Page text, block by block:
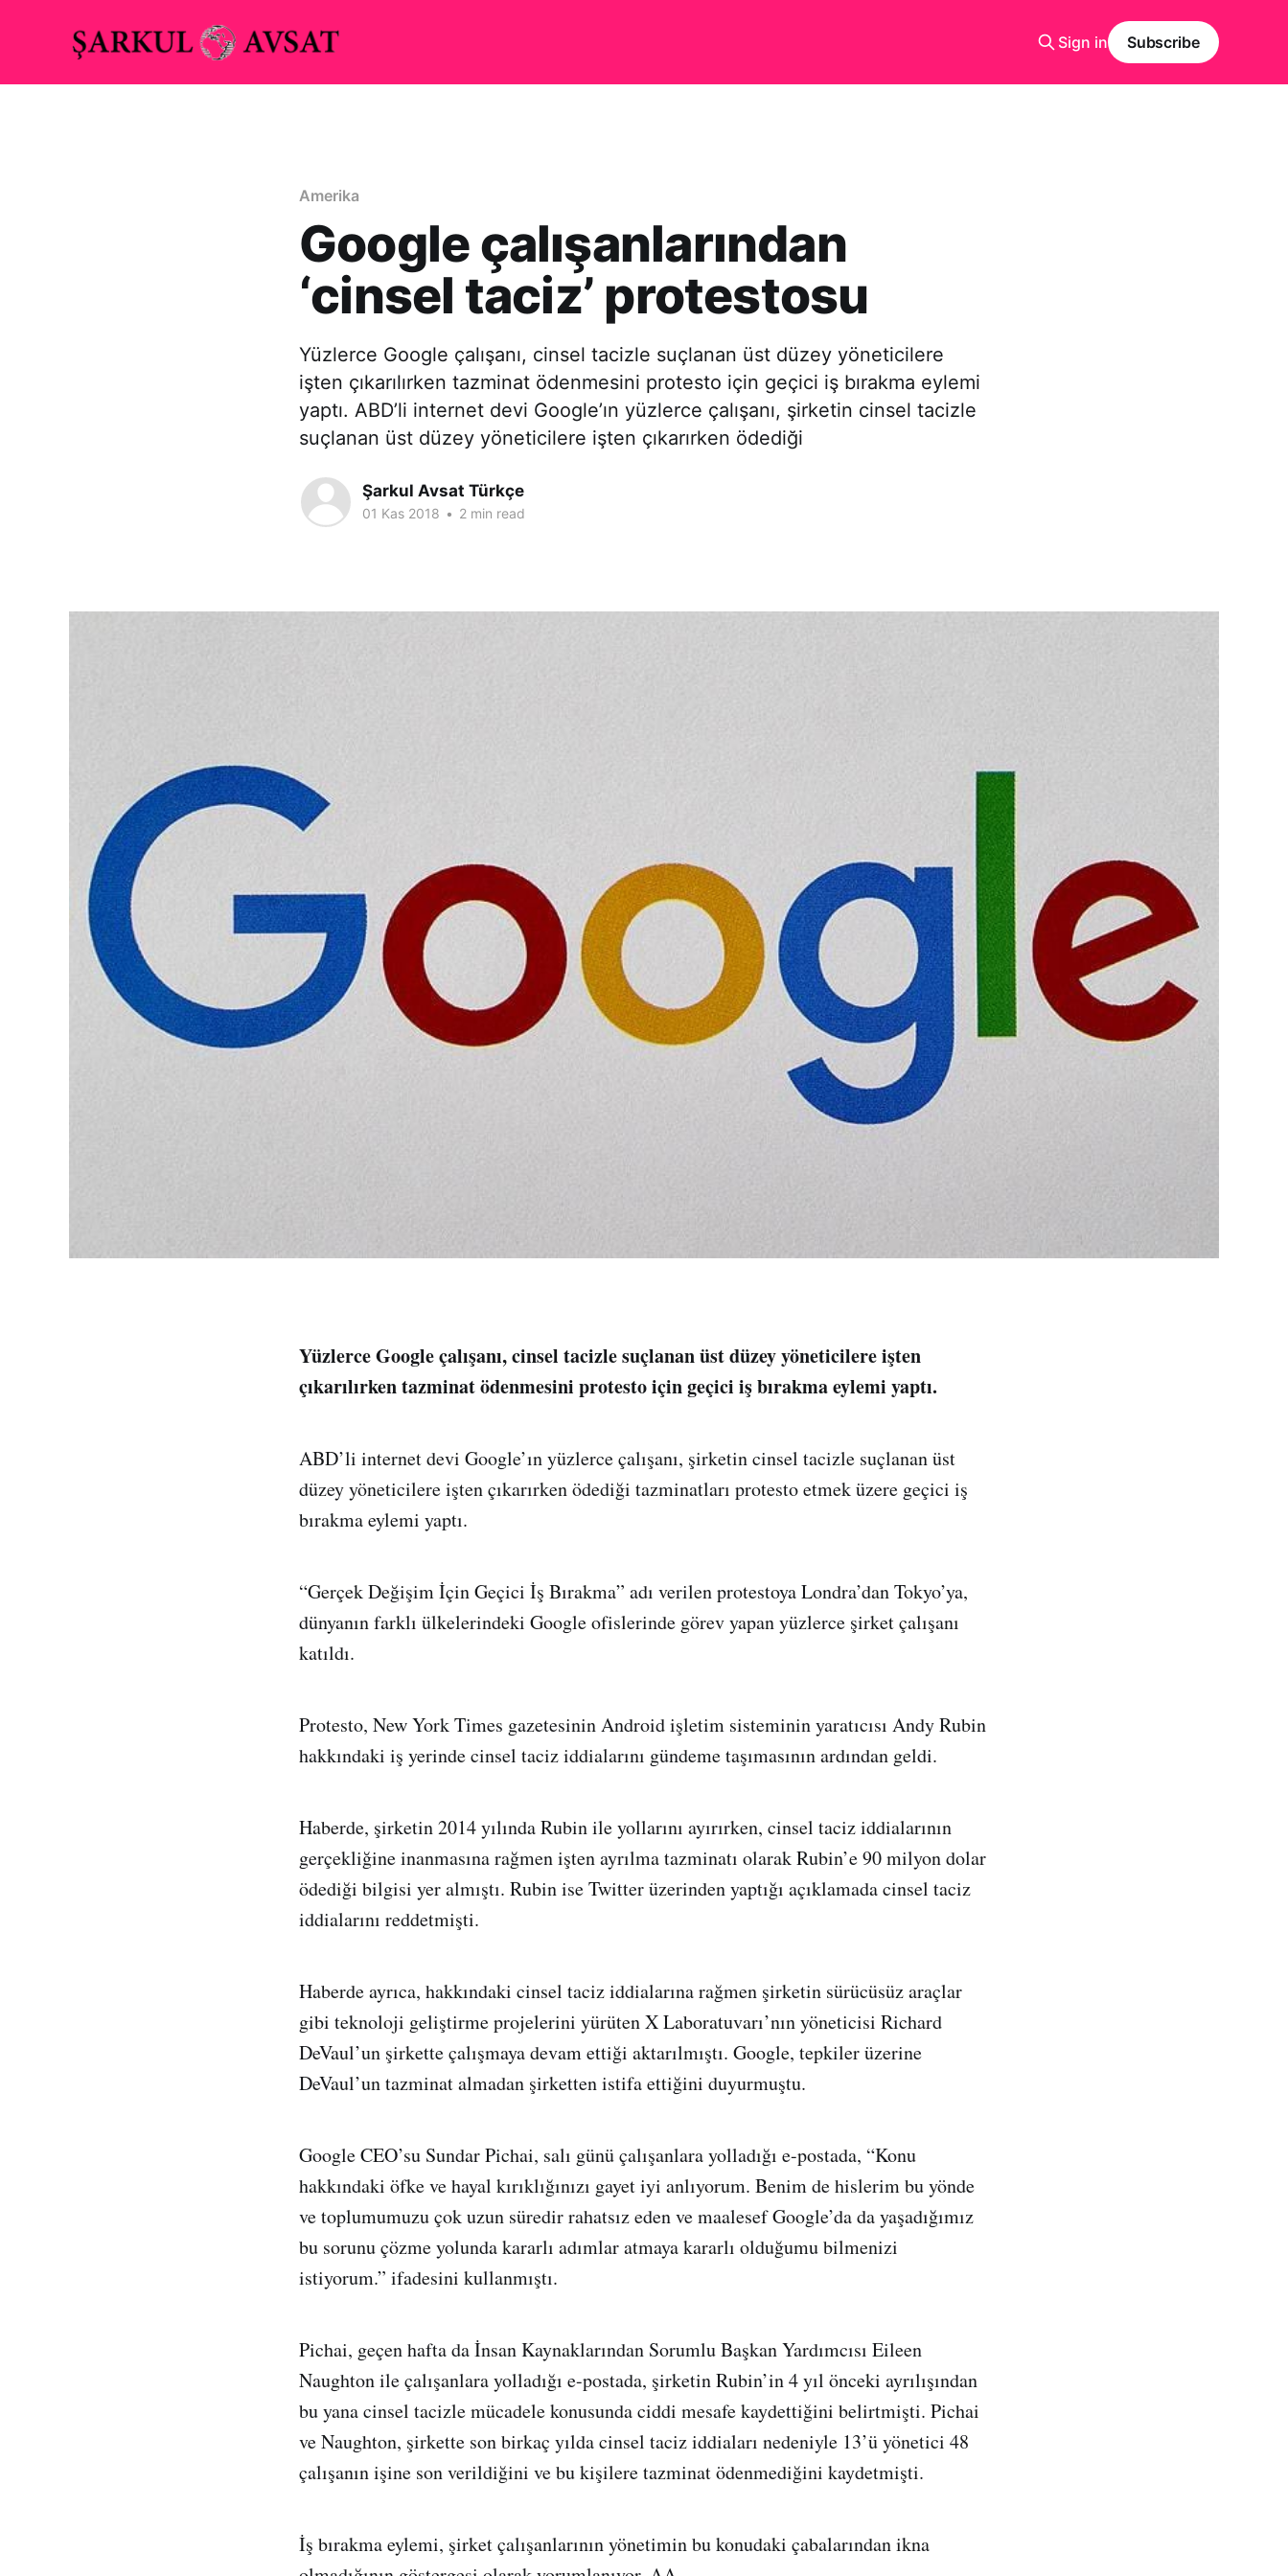
Sign in Subscribe
Amerika
Google çalışanlarından
‘cinsel taciz’ protestosu
Yüzlerce Google çalışanı, cinsel tacizle suçlanan üst düzey yöneticilere
işten çıkarılırken tazminat ödenmesini protesto için geçici iş bırakma eylemi
yaptı. ABD’li internet devi Google’ın yüzlerce çalışanı, şirketin cinsel tacizle
suçlanan üst düzey yöneticilere işten çıkarırken ödediği
Şarkul Avsat Türkçe
01 Kas 2018 • 2 min read
Yüzlerce Google çalışanı, cinsel tacizle suçlanan üst düzey yöneticilere işten
çıkarılırken tazminat ödenmesini protesto için geçici iş bırakma eylemi yaptı.
ABD’li internet devi Google’ın yüzlerce çalışanı, şirketin cinsel tacizle suçlanan üst
düzey yöneticilere işten çıkarırken ödediği tazminatları protesto etmek üzere geçici iş
bırakma eylemi yaptı.
“Gerçek Değişim İçin Geçici İş Bırakma” adı verilen protestoya Londra’dan Tokyo’ya,
dünyanın farklı ülkelerindeki Google ofislerinde görev yapan yüzlerce şirket çalışanı
katıldı.
Protesto, New York Times gazetesinin Android işletim sisteminin yaratıcısı Andy Rubin
hakkındaki iş yerinde cinsel taciz iddialarını gündeme taşımasının ardından geldi.
Haberde, şirketin 2014 yılında Rubin ile yollarını ayırırken, cinsel taciz iddialarının
gerçekliğine inanmasına rağmen işten ayrılma tazminatı olarak Rubin’e 90 milyon dolar
ödediği bilgisi yer almıştı. Rubin ise Twitter üzerinden yaptığı açıklamada cinsel taciz
iddialarını reddetmişti.
Haberde ayrıca, hakkındaki cinsel taciz iddialarına rağmen şirketin sürücüsüz araçlar
gibi teknoloji geliştirme projelerini yürüten X Laboratuvarı’nın yöneticisi Richard
DeVaul’un şirkette çalışmaya devam ettiği aktarılmıştı. Google, tepkiler üzerine
DeVaul’un tazminat almadan şirketten istifa ettiğini duyurmuştu.
Google CEO’su Sundar Pichai, salı günü çalışanlara yolladığı e-postada, “Konu
hakkındaki öfke ve hayal kırıklığınızı gayet iyi anlıyorum. Benim de hislerim bu yönde
ve toplumumuzu çok uzun süredir rahatsız eden ve maalesef Google’da da yaşadığımız
bu sorunu çözme yolunda kararlı adımlar atmaya kararlı olduğumu bilmenizi
istiyorum.” ifadesini kullanmıştı.
Pichai, geçen hafta da İnsan Kaynaklarından Sorumlu Başkan Yardımcısı Eileen
Naughton ile çalışanlara yolladığı e-postada, şirketin Rubin’in 4 yıl önceki ayrılışından
bu yana cinsel tacizle mücadele konusunda ciddi mesafe kaydettiğini belirtmişti. Pichai
ve Naughton, şirkette son birkaç yılda cinsel taciz iddiaları nedeniyle 13’ü yönetici 48
çalışanın işine son verildiğini ve bu kişilere tazminat ödenmediğini kaydetmişti.
İş bırakma eylemi, şirket çalışanlarının yönetimin bu konudaki çabalarından ikna